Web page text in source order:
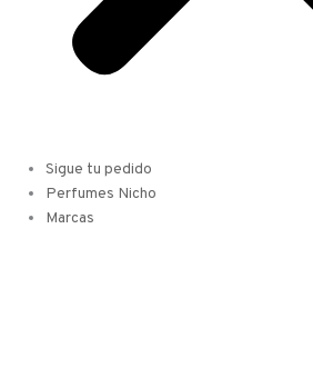
Sigue tu pedido
Perfumes Nicho
Marcas